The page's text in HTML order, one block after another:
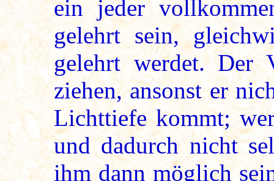
ein jeder
gelehrt sein,
gelehrt werdet. Der
ziehen, ansonst er
Lichttiefe kommt;
und dadurch nicht
ihm dann möglich